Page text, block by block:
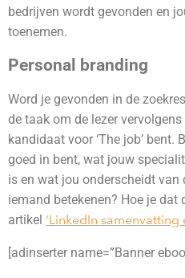
bedrijven wordt gevonden en
toenemen.
Personal branding
Word je gevonden in de
de taak om de lezer
kandidaat voor ‘The job’ bent.
goed in bent, wat jouw
is en wat jou onderscheidt van
iemand betekenen? Hoe je dat
artikel ‘LinkedIn samenvatting
[adinserter name=”Banner